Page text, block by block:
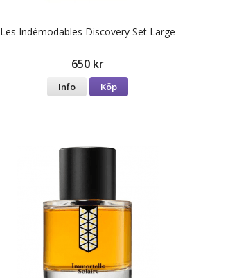
Les Indémodables Discovery Set Large
650 kr
Info Köp